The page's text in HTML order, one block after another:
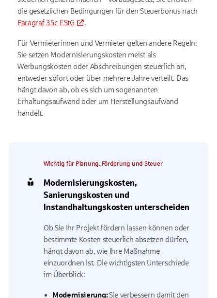
die gesetzlichen Bedingungen für den Steuerbonus nach
Paragraf 35c EStG
.
Für Vermieterinnen und Vermieter gelten andere Regeln:
Sie setzen Modernisierungskosten meist als
Werbungskosten oder Abschreibungen steuerlich an,
entweder sofort oder über mehrere Jahre verteilt. Das
hängt davon ab, ob es sich um sogenannten
Erhaltungsaufwand oder um Herstellungsaufwand
handelt.
Wichtig für Planung, Förderung und Steuer
Modernisierungskosten,
Sanierungskosten und
Instandhaltungskosten unterscheiden
Ob Sie Ihr Projekt fördern lassen können oder
bestimmte Kosten steuerlich absetzen dürfen,
hängt davon ab, wie Ihre Maßnahme
einzuordnen ist. Die wichtigsten Unterschiede
im Überblick:
Modernisierung:Sie verbessern damit den